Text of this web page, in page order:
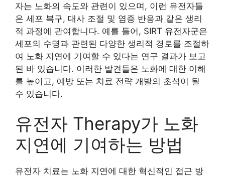
자는 노화의 속도와 관련이 있으며, 이런 유전자들
은 세포 복구, 대사 조절 및 염증 반응과 같은 생리
적 과정에 관여합니다. 예를 들어, SIRT 유전자군은
세포의 수명과 관련된 다양한 생리적 경로를 조절하
여 노화 지연에 기여할 수 있다는 연구 결과가 보고
된 바 있습니다. 이러한 발견들은 노화에 대한 이해
를 높이고, 예방 또는 치료 전략 개발의 초석이 될
수 있습니다.
유전자 Therapy가 노화
지연에 기여하는 방법
유전자 치료는 노화 지연에 대한 혁신적인 접근 방